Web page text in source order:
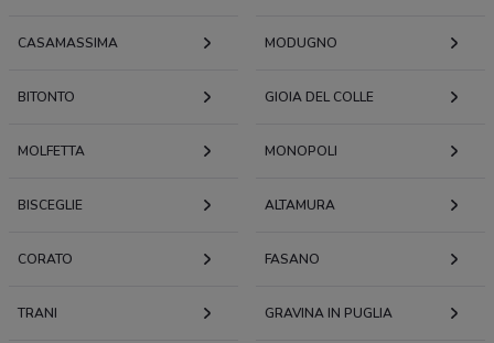
CASAMASSIMA MODUGNO
BITONTO GIOIA DEL COLLE
MOLFETTA MONOPOLI
BISCEGLIE ALTAMURA
CORATO FASANO
TRANI GRAVINA IN PUGLIA